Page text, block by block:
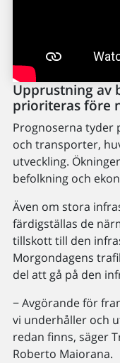
Upprustning
prioriteras före
Prognoserna tyder
och transporter,
utveckling.
befolkning och
Även om stora
färdigställas de
tillskott till den
Morgondagens
del att gå på den
− Avgörande för
vi underhåller och
redan finns, säger
Roberto Maiorana.